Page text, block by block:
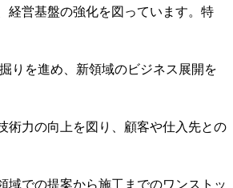
経営基盤の強化を図っています。特
りを進め、新領域のビジネス展開を
術力の向上を図り、顧客や仕入先との
域での提案から施工までのワンストッ